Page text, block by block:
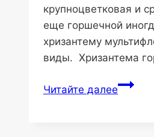
крупноцветковая и
еще горшечной
хризантему
виды. Хризантема
Читайте далее